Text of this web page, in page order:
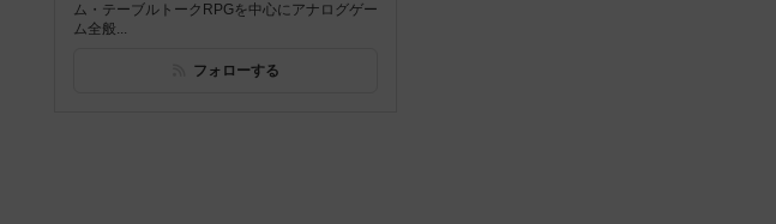
ム・テーブルトークRPGを中心にアナログゲー
ム全般...
フォローする